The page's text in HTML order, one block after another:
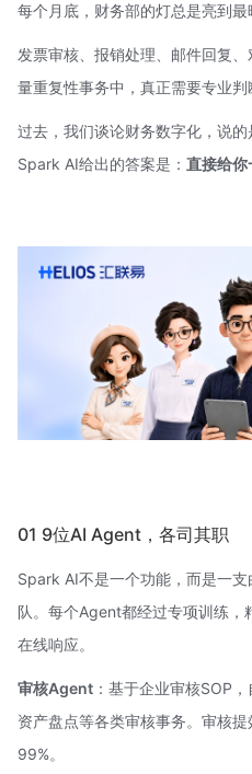
每个月底，财务部的灯总是亮到最
发票审核、报销处理、邮件回复
量重复性事务中，真正需要专业判
过去，我们谈论财务数字化，说的
Spark AI给出的答案是： 直接给你
01 9位AI Agent，各司其职
Spark AI不是一个功能，而是一
队。每个Agent都经过专项训练
在线响应。
审核Agent ：基于企业审核SOP
资产盘点等各类审核事务。审核
99%。